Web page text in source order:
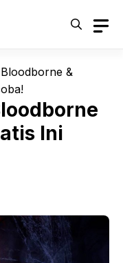
&
Ini